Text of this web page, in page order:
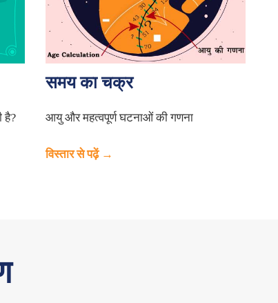
है?
समय का चक्र
आयु और महत्वपूर्ण घटनाओं की गणना
विस्तार से पढ़ें →